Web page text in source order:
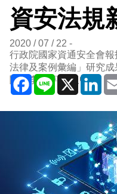
資安法規
2020 / 07 / 22
行政院國家資通安全會
法律及案例彙編」研究
閱：李婉萍(技服中心)
Facebook
Line X